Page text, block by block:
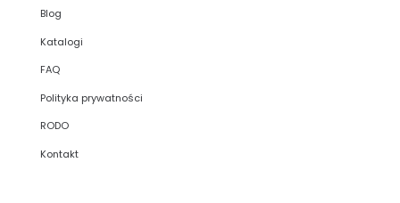
Blog
Katalogi
FAQ
Polityka prywatności
RODO
Kontakt